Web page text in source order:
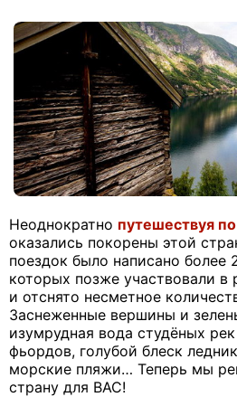
Неоднократно путешествуя
оказались покорены этой
поездок было написано более
которых позже участвовали в
и отснято несметное
Заснеженные вершины и
изумрудная вода студёных
фьордов, голубой блеск
морские пляжи… Теперь мы
страну для ВАС!